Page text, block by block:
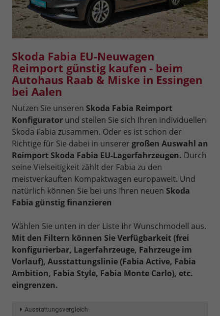
Skoda Fabia EU-Neuwagen
Reimport günstig kaufen - beim
Autohaus Raab & Miske in Essingen
bei Aalen
Nutzen Sie unseren Skoda Fabia Reimport
Konfigurator und stellen Sie sich Ihren individuellen
Skoda Fabia zusammen. Oder es ist schon der
Richtige für Sie dabei in unserer großen Auswahl an
Reimport Skoda Fabia EU-Lagerfahrzeugen. Durch
seine Vielseitigkeit zählt der Fabia zu den
meistverkauften Kompaktwagen europaweit. Und
natürlich können Sie bei uns Ihren neuen Skoda
Fabia günstig finanzieren
Wählen Sie unten in der Liste Ihr Wunschmodell aus.
Mit den Filtern können Sie Verfügbarkeit (frei
konfigurierbar, Lagerfahrzeuge, Fahrzeuge im
Vorlauf), Ausstattungslinie (Fabia Active, Fabia
Ambition, Fabia Style, Fabia Monte Carlo), etc.
eingrenzen.
Ausstattungsvergleich